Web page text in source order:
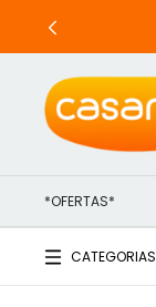
*OFERTAS*
CATEGORIAS